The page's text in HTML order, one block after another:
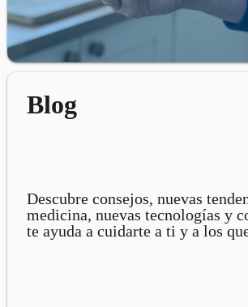
Blog
Descubre consejos, nuevas
medicina, nuevas tecnologías y
te ayuda a cuidarte a ti y a los